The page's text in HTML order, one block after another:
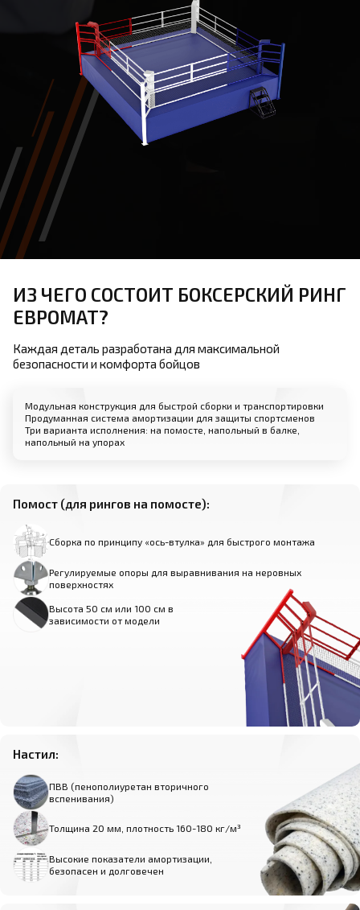
ИЗ ЧЕГО СОСТОИТ БОКСЕРСКИЙ РИНГ
ЕВРОМАТ?
Каждая деталь разработана для максимальной
безопасности и комфорта бойцов
Модульная конструкция для быстрой сборки и транспортировки
Продуманная система амортизации для защиты спортсменов
Три варианта исполнения: на помосте, напольный в балке,
напольный на упорах
Помост (для рингов на помосте):
Сборка по принципу «ось-втулка» для быстрого монтажа
Регулируемые опоры для выравнивания на неровных
поверхностях
Высота 50 см или 100 см в
зависимости от модели
Настил:
ПВВ (пенополиуретан вторичного
вспенивания)
Толщина 20 мм, плотность 160-180 кг/м³
Высокие показатели амортизации,
безопасен и долговечен